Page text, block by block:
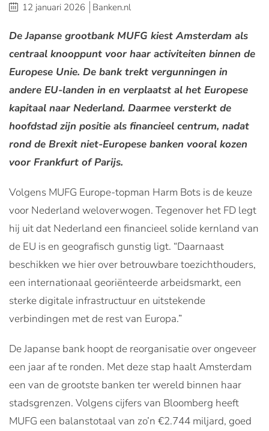
12 januari 2026 Banken.nl
De Japanse grootbank MUFG kiest Amsterdam als
centraal knooppunt voor haar activiteiten binnen de
Europese Unie. De bank trekt vergunningen in
andere EU-landen in en verplaatst al het Europese
kapitaal naar Nederland. Daarmee versterkt de
hoofdstad zijn positie als financieel centrum, nadat
rond de Brexit niet-Europese banken vooral kozen
voor Frankfurt of Parijs.
Volgens MUFG Europe-topman Harm Bots is de keuze
voor Nederland weloverwogen. Tegenover het FD legt
hij uit dat Nederland een financieel solide kernland van
de EU is en geografisch gunstig ligt. “Daarnaast
beschikken we hier over betrouwbare toezichthouders,
een internationaal georiënteerde arbeidsmarkt, een
sterke digitale infrastructuur en uitstekende
verbindingen met de rest van Europa.”
De Japanse bank hoopt de reorganisatie over ongeveer
een jaar af te ronden. Met deze stap haalt Amsterdam
een van de grootste banken ter wereld binnen haar
stadsgrenzen. Volgens cijfers van Bloomberg heeft
MUFG een balanstotaal van zo’n €2.744 miljard, goed